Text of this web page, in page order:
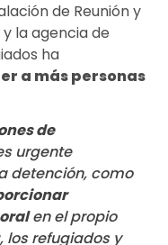
de Reunión y
la agencia de
ha
a más personas
de
urgente
detención, como
en el propio
los refugiados y